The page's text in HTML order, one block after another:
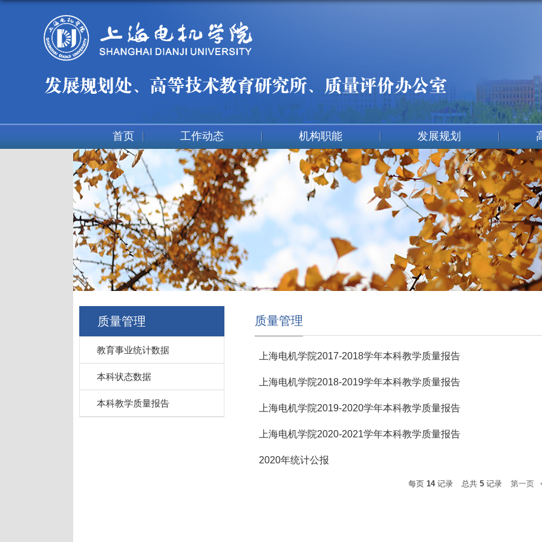
首页 工作动态 机构职能 发展规划
质量管理
教育事业统计数据
本科状态数据
本科教学质量报告
质量管理
上海电机学院2017-2018学年本科教学质量报告
上海电机学院2018-2019学年本科教学质量报告
上海电机学院2019-2020学年本科教学质量报告
上海电机学院2020-2021学年本科教学质量报告
2020年统计公报
每页 14记录 总共 5 记录 第一页